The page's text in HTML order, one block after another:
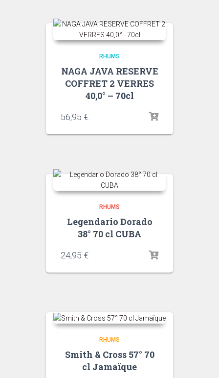
RHUMS
NAGA JAVA RESERVE
COFFRET 2 VERRES
40,0° – 70cl
56,95 €
RHUMS
Legendario Dorado
38° 70 cl CUBA
24,95 €
RHUMS
Smith & Cross 57° 70
cl Jamaïque